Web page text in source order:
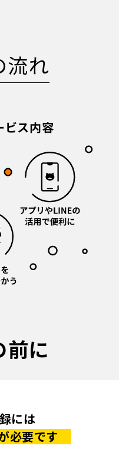
流れ
ビス内容
前に
には
必要です